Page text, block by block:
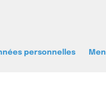
personnelles